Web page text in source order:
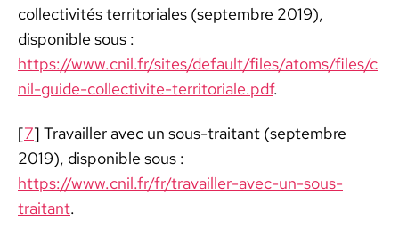
col­lec­tiv­ités ter­ri­to­ri­ales (sep­tem­bre 2019),
disponible sous :
https://www.cnil.fr/sites/default/files/atoms/files/c
nil-guide-collectivite-territoriale.pdf.
[7] Tra­vailler avec un sous-trai­tant (sep­tem­bre
2019), disponible sous :
https://www.cnil.fr/fr/travailler-avec-un-sous-
traitant.